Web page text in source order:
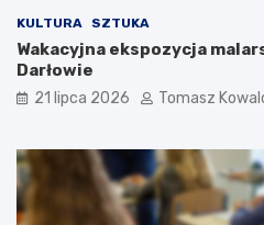
KULTURA SZTUKA
Wakacyjna ekspozycja
Darłowie
21 lipca 2026 Tomasz